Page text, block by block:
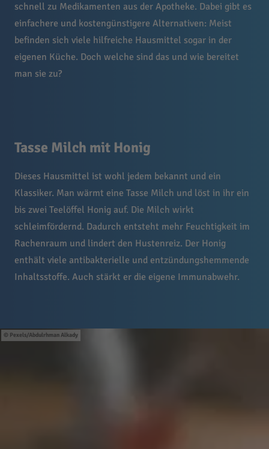
schnell zu Medikamenten aus der Apotheke. Dabei gibt es
einfachere und kostengünstigere Alternativen: Meist
befinden sich viele hilfreiche Hausmittel sogar in der
eigenen Küche. Doch welche sind das und wie bereitet
man sie zu?
Tasse Milch mit Honig
Dieses Hausmittel ist wohl jedem bekannt und ein
Klassiker. Man wärmt eine Tasse Milch und löst in ihr ein
bis zwei Teelöffel Honig auf. Die Milch wirkt
schleimfördernd. Dadurch entsteht mehr Feuchtigkeit im
Rachenraum und lindert den Hustenreiz. Der Honig
enthält viele antibakterielle und entzündungshemmende
Inhaltsstoffe. Auch stärkt er die eigene Immunabwehr.
Pexels/Abdulrhman Alkady